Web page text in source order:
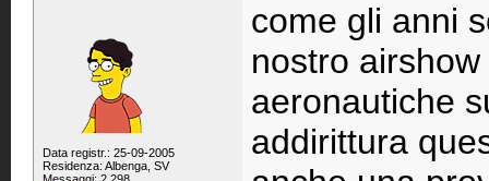
Data registr.: 25-09-2005
Residenza: Albenga, SV
come gli anni
nostro
aeronautiche
addirittura